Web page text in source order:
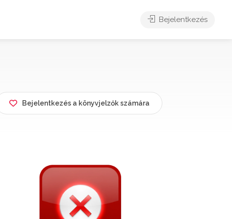
Bejelentkezés
Bejelentkezés a könyvjelzők számára